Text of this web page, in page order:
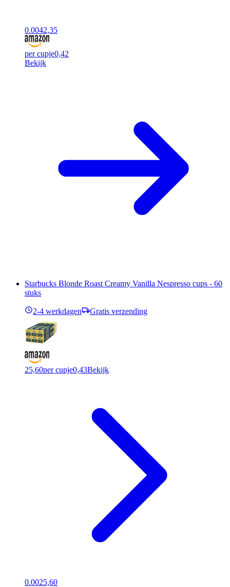
0.0042,35
per cupje0,42
Bekijk
Starbucks Blonde Roast Creamy Vanilla Nespresso cups - 60
stuks
2-4 werkdagen Gratis verzending
25,60per cupje0,43Bekijk
0.0025,60